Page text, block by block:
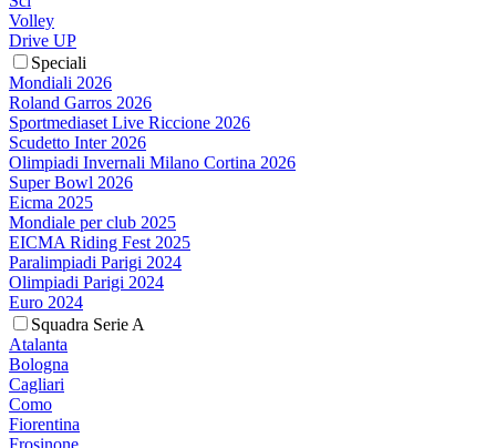
Volley
Drive UP
Speciali
Mondiali 2026
Roland Garros 2026
Sportmediaset Live Riccione 2026
Scudetto Inter 2026
Olimpiadi Invernali Milano Cortina 2026
Super Bowl 2026
Eicma 2025
Mondiale per club 2025
EICMA Riding Fest 2025
Paralimpiadi Parigi 2024
Olimpiadi Parigi 2024
Euro 2024
Squadra Serie A
Atalanta
Bologna
Cagliari
Como
Fiorentina
Frosinone